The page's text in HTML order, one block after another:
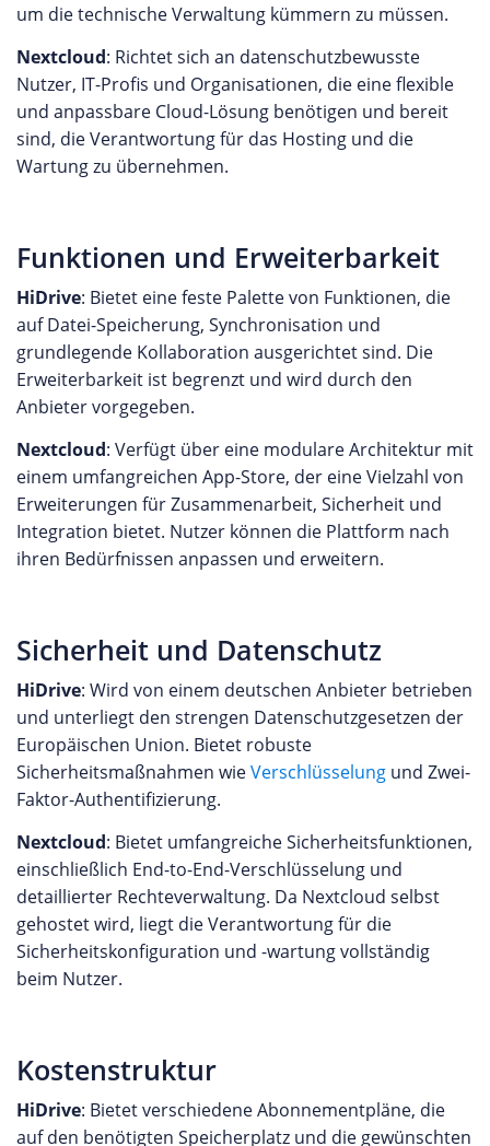
um die technische Verwaltung kümmern zu müssen.
Nextcloud: Richtet sich an datenschutzbewusste
Nutzer, IT-Profis und Organisationen, die eine flexible
und anpassbare Cloud-Lösung benötigen und bereit
sind, die Verantwortung für das Hosting und die
Wartung zu übernehmen.
Funktionen und Erweiterbarkeit
HiDrive: Bietet eine feste Palette von Funktionen, die
auf Datei-Speicherung, Synchronisation und
grundlegende Kollaboration ausgerichtet sind. Die
Erweiterbarkeit ist begrenzt und wird durch den
Anbieter vorgegeben.
Nextcloud: Verfügt über eine modulare Architektur mit
einem umfangreichen App-Store, der eine Vielzahl von
Erweiterungen für Zusammenarbeit, Sicherheit und
Integration bietet. Nutzer können die Plattform nach
ihren Bedürfnissen anpassen und erweitern.
Sicherheit und Datenschutz
HiDrive: Wird von einem deutschen Anbieter betrieben
und unterliegt den strengen Datenschutzgesetzen der
Europäischen Union. Bietet robuste
Sicherheitsmaßnahmen wieVerschlüsselung und Zwei-
Faktor-Authentifizierung.
Nextcloud: Bietet umfangreiche Sicherheitsfunktionen,
einschließlich End-to-End-Verschlüsselung und
detaillierter Rechteverwaltung. Da Nextcloud selbst
gehostet wird, liegt die Verantwortung für die
Sicherheitskonfiguration und -wartung vollständig
beim Nutzer.
Kostenstruktur
HiDrive: Bietet verschiedene Abonnementpläne, die
auf den benötigten Speicherplatz und die gewünschten